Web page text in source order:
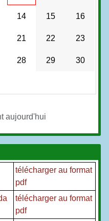
14 15 16
21 22 23
28 29 30
aujourd'hui
télécharger au format
pdf
télécharger au format
pdf